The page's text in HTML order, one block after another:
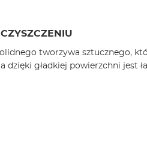
tworzywa sztucznego,
dzięki gładkiej powierzchni jest